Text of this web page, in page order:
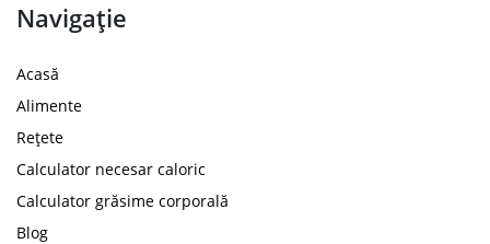
Navigație
Acasă
Alimente
Rețete
Calculator necesar caloric
Calculator grăsime corporală
Blog